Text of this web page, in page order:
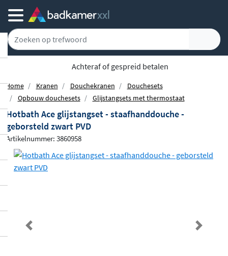
Achteraf of gespreid betalen
Home Kranen Douchekranen
Douchesets
Opbouw douchesets
Glijstangsets met thermostaat
Hotbath Ace glijstangset - staafhanddouche -
geborsteld zwart PVD
Artikelnummer: 3860958
Previous Next